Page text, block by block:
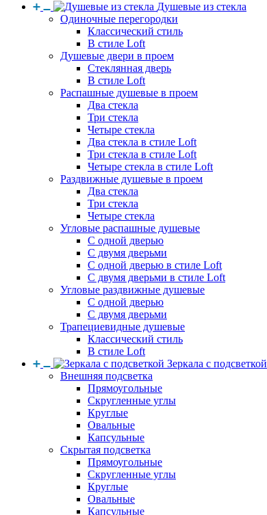
Душевые из стекла
Одиночные перегородки
Классический стиль
В стиле Loft
Душевые двери в проем
Стеклянная дверь
В стиле Loft
Распашные душевые в проем
Два стекла
Три стекла
Четыре стекла
Два стекла в стиле Loft
Три стекла в стиле Loft
Четыре стекла в стиле Loft
Раздвижные душевые в проем
Два стекла
Три стекла
Четыре стекла
Угловые распашные душевые
С одной дверью
С двумя дверьми
С одной дверью в стиле Loft
С двумя дверьми в стиле Loft
Угловые раздвижные душевые
С одной дверью
С двумя дверьми
Трапециевидные душевые
Классический стиль
В стиле Loft
Зеркала с подсветкой
Внешняя подсветка
Прямоугольные
Скругленные углы
Круглые
Овальные
Капсульные
Скрытая подсветка
Прямоугольные
Скругленные углы
Круглые
Овальные
Капсульные